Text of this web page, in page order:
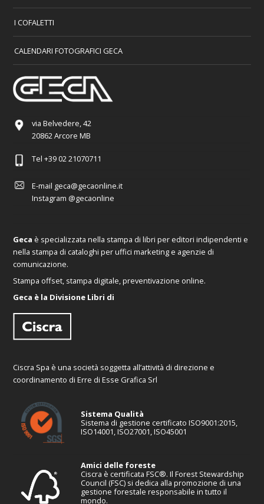
I COFALETTI
CALENDARI FOTOGRAFICI GECA
via Belvedere, 42
20862 Arcore MB
Tel +39 02 21070711
E-mail geca@gecaonline.it
Instagram @gecaonline
Geca è specializzata nella stampa di libri per editori indipendenti e
nella stampa di cataloghi per uffici marketing e agenzie di
comunicazione.
Stampa offset, stampa digitale, preventivazione online.
Geca è la Divisione Libri di
Ciscra Spa è una società soggetta all’attività di direzione e
coordinamento di Erre di Esse Grafica Srl
Sistema Qualità
Sistema di gestione certificato ISO9001:2015,
ISO14001, ISO27001, ISO45001
Amici delle foreste
Ciscra è certificata FSC®. Il Forest Stewardship
Council (FSC) si dedica alla promozione di una
gestione forestale responsabile in tutto il
mondo.